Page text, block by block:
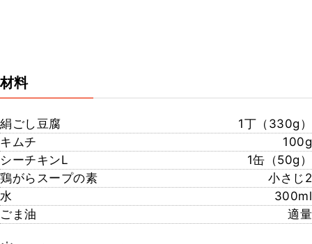
材料
絹ごし豆腐
1丁（330g）
キムチ
100g
シーチキンL
1缶（50g）
鶏がらスープの素
小さじ2
水
300ml
ごま油
適量